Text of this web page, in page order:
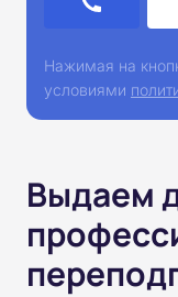
Нажимая на
условиями
Выдаем